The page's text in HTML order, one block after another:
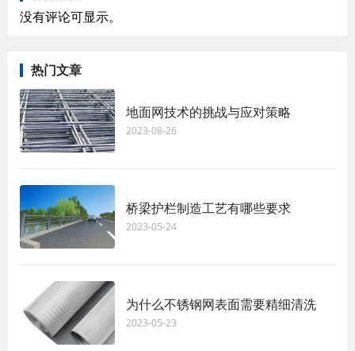
没有评论可显示。
热门文章
地面网技术的挑战与应对策略
2023-08-26
桥梁护栏制造工艺有哪些要求
2023-05-24
为什么不锈钢网表面需要精细清洗
2023-05-23